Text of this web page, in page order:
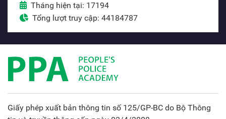
Tháng hiện tại: 17194
Tổng lượt truy cập: 44184787
Giấy phép xuất bản thông tin số 125/GP-BC do Bộ Thông